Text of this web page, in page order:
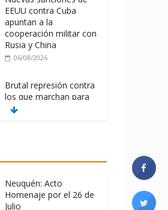
EEUU contra Cuba
apuntan a la
cooperación militar con
Rusia y China
06/08/2026
Brutal represión contra
los que marchan para
que no se venda la
La ONU condena
contra Cuba
06/08/2026
Neuquén: Acto
Homenaje por el 26 de
Julio